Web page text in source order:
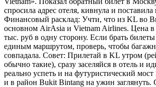
спросила адрес отеля, кивнула и
Финансовый расклад: Учти, что из KL во
основном AirAsia и Vietnam Airlines. Цена в
тыс. руб в одну сторону. Если брать
единым маршрутом, проверь, чтобы
совпадала. Совет: Прилетай в KL утром
обычно такие), сразу заселяйся в отель и
реально успеть и на футуристический
и в район Bukit Bintang на ужин